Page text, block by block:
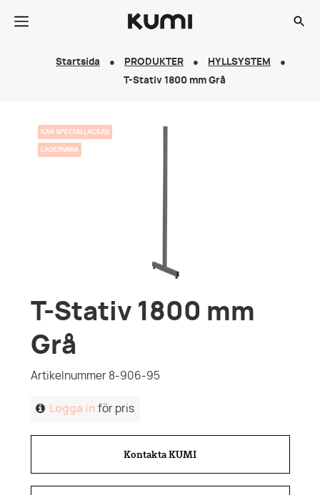
Startsida PRODUKTER
HYLLSYSTEM
T-Stativ 1800 mm Grå
KAN SPECIALLACKAS
LAGERVARA
T-Stativ 1800 mm
Grå
Artikelnummer 8-906-95
Logga in för pris
Kontakta KUMI